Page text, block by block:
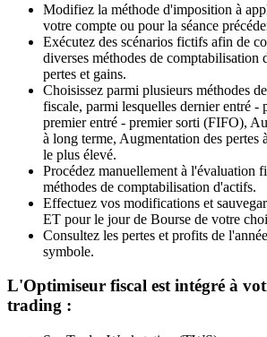
Modifiez la méthode d'imposition à
votre compte ou pour la séance
Exécutez des scénarios fictifs afin de
diverses méthodes de comptabilisation
pertes et gains.
Choisissez parmi plusieurs méthodes
fiscale, parmi lesquelles dernier entré
premier entré - premier sorti (FIFO),
à long terme, Augmentation des pertes
le plus élevé.
Procédez manuellement à l'évaluation
méthodes de comptabilisation d'actifs.
Effectuez vos modifications et
ET pour le jour de Bourse de votre
Consultez les pertes et profits de
symbole.
L'Optimiseur fiscal est intégré à
trading :